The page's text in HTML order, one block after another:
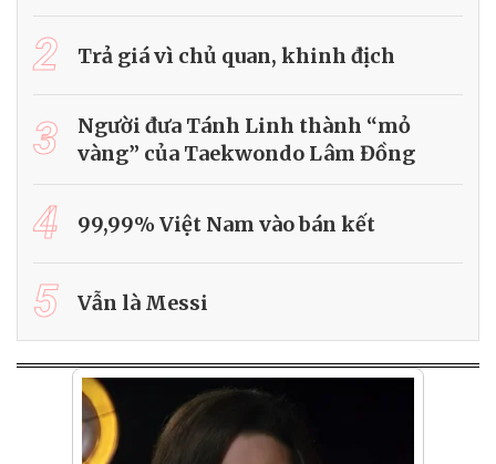
2 Trả giá vì chủ quan, khinh địch
3
Người đưa Tánh Linh thành “mỏ
vàng” của Taekwondo Lâm Đồng
4 99,99% Việt Nam vào bán kết
5 Vẫn là Messi